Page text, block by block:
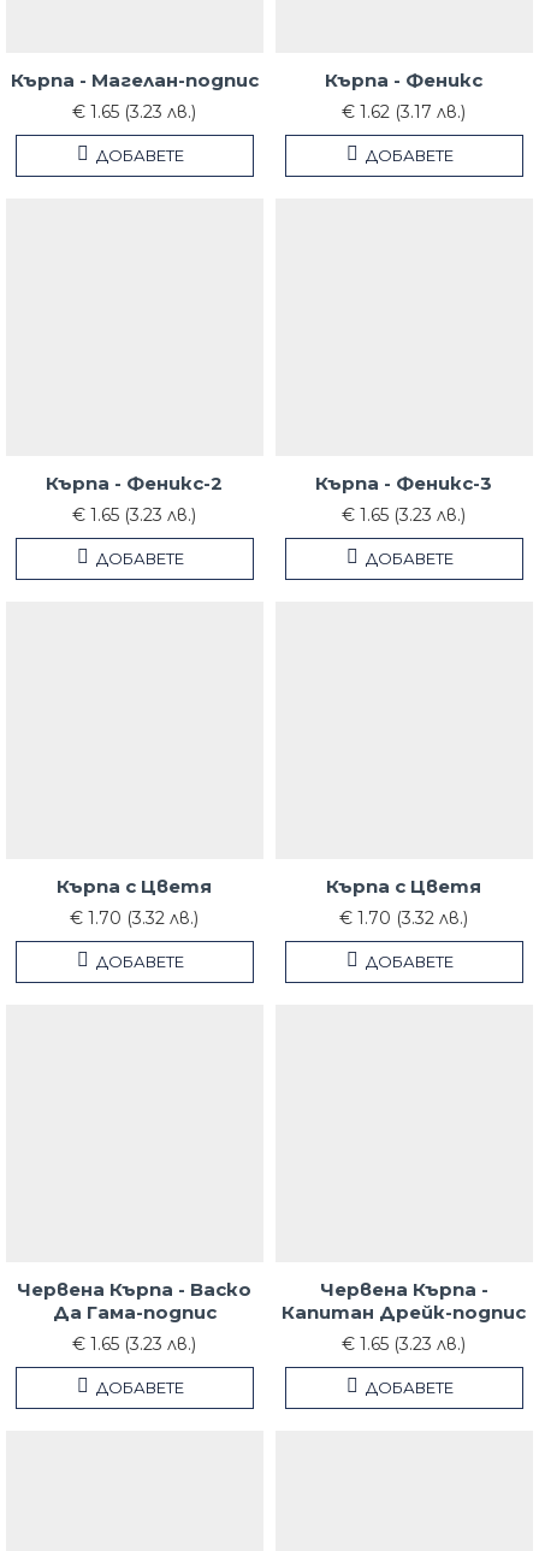
Кърпа - Магелан-подпис
€ 1.65 (3.23 лв.)
ДОБАВЕТЕ
Кърпа - Феникс
€ 1.62 (3.17 лв.)
ДОБАВЕТЕ
Кърпа - Феникс-2
€ 1.65 (3.23 лв.)
ДОБАВЕТЕ
Кърпа - Феникс-3
€ 1.65 (3.23 лв.)
ДОБАВЕТЕ
Кърпа с Цветя
€ 1.70 (3.32 лв.)
ДОБАВЕТЕ
Кърпа с Цветя
€ 1.70 (3.32 лв.)
ДОБАВЕТЕ
Червена Кърпа - Васко
Да Гама-подпис
€ 1.65 (3.23 лв.)
ДОБАВЕТЕ
Червена Кърпа -
Капитан Дрейк-подпис
€ 1.65 (3.23 лв.)
ДОБАВЕТЕ